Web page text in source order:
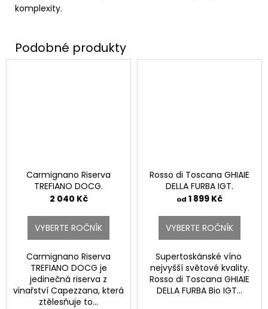
komplexity.
Carmignano Riserva
TREFIANO DOCG.
2 040 Kč
VYBERTE ROČNÍK
Carmignano Riserva
TREFIANO DOCG je
jedinečná riserva z
vinařství Capezzana, která
ztělesňuje to...
Rosso di Toscana GHIAIE
DELLA FURBA IGT.
od 1 899 Kč
VYBERTE ROČNÍK
Supertoskánské víno
nejvyšší světové kvality.
Rosso di Toscana GHIAIE
DELLA FURBA Bio IGT...